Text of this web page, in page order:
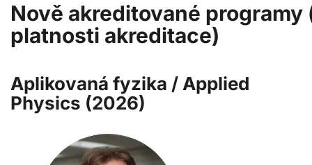
Nově akreditované programy
platnosti akreditace)
Aplikovaná fyzika / Applied
Physics (2026)